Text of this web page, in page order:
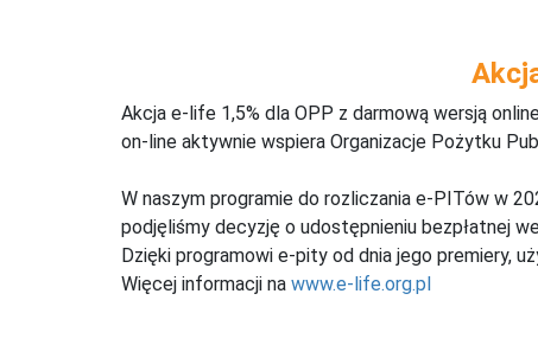
Akcja e-life 1,5% dla OPP z darmową wersją
on-line aktywnie wspiera Organizacje Pożytku
W naszym programie do rozliczania e-PITów w
podjęliśmy decyzję o udostępnieniu bezpłatnej
Dzięki programowi e-pity od dnia jego premiery,
Więcej informacji na www.e-life.org.pl